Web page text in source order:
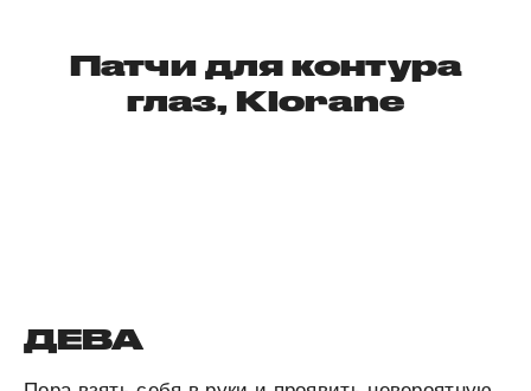
Патчи для контура
глаз, Klorane
ДЕВА